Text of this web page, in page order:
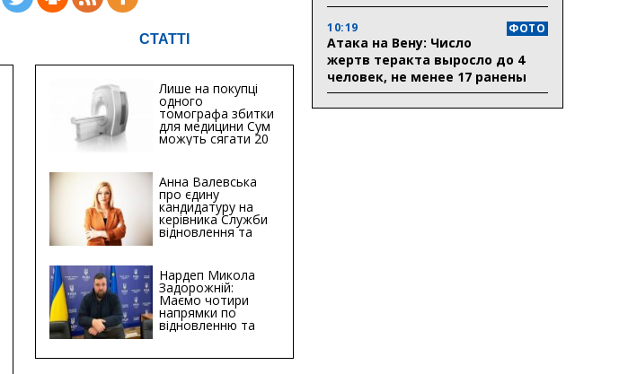
СТАТТІ
Лише на покупці
одного
томографа збитки
для медицини Сум
можуть сягати 20
мільйонів гривень
Анна Валевська
про єдину
кандидатуру на
керівника Служби
відновлення та
інфраструктури у
Хіба...
Нардеп Микола
Задорожній:
Маємо чотири
напрямки по
відновленню та
будівництву
інфраструктури
10:19 ФОТО
Атака на Вену: Число
жертв теракта выросло до 4
человек, не менее 17 ранены